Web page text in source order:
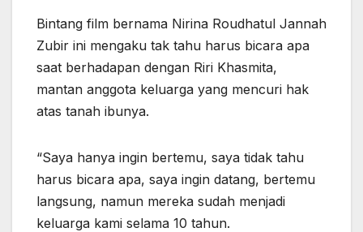
Bintang film bernama Nirina Roudhatul Jannah
Zubir ini mengaku tak tahu harus bicara apa
saat berhadapan dengan Riri Khasmita,
mantan anggota keluarga yang mencuri hak
atas tanah ibunya.
“Saya hanya ingin bertemu, saya tidak tahu
harus bicara apa, saya ingin datang, bertemu
langsung, namun mereka sudah menjadi
keluarga kami selama 10 tahun.